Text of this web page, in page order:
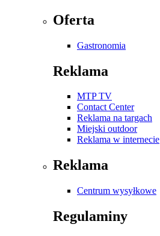
Oferta
Gastronomia
Reklama
MTP TV
Contact Center
Reklama na targach
Miejski outdoor
Reklama w internecie
Reklama
Centrum wysyłkowe
Regulaminy